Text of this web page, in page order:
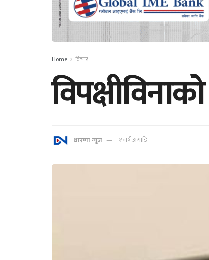
Home विचार
धारणा न्यूज १ वर्ष अगाडि